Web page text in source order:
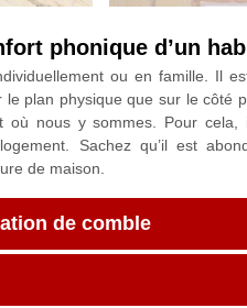
phonique d’un
ou en famille. Il
plan physique que sur le côté
nous y sommes. Pour
Sachez qu’il est
de maison.
de comble